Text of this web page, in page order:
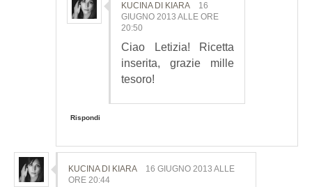
KUCINA DI KIARA
16
GIUGNO 2013 ALLE ORE
20:50
Ciao Letizia! Ricetta
inserita, grazie mille
tesoro!
Rispondi
KUCINA DI KIARA
16 GIUGNO 2013 ALLE
ORE 20:44